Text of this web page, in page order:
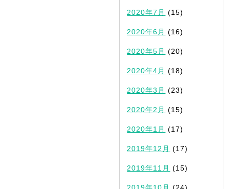
2020年7月 (15)
2020年6月 (16)
2020年5月 (20)
2020年4月 (18)
2020年3月 (23)
2020年2月 (15)
2020年1月 (17)
2019年12月 (17)
2019年11月 (15)